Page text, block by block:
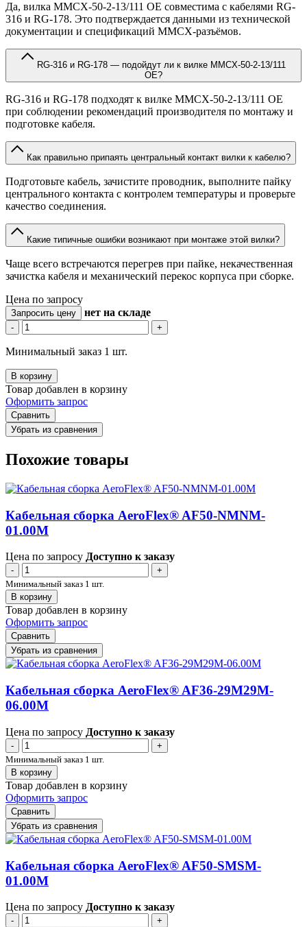
Да, вилка MMCX-50-2-13/111 OE совместима с кабелями RG-
316 и RG-178. Это подтверждается данными из технической
документации и спецификаций MMCX-разъёмов.
OE?
RG-316 и RG-178 подходят к вилке MMCX-50-2-13/111 OE
при соблюдении рекомендаций производителя по монтажу и
подготовке кабеля.
Как правильно припаять центральный контакт вилки к кабелю?
Подготовьте кабель, зачистите проводник, выполните пайку
центрального контакта с контролем температуры и проверьте
качество соединения.
Какие типичные ошибки возникают при монтаже этой вилки?
Чаще всего встречаются перегрев при пайке, некачественная
зачистка кабеля и механический перекос корпуса при сборке.
Цена по запросу
Запросить цену нет на складе
- +
Минимальный заказ 1 шт.
В корзину
Товар добавлен в корзину
Оформить запрос
Сравнить
Убрать из сравнения
Похожие товары
Кабельная сборка AeroFlex® AF50-NMNM-
01.00M
Цена по запросу Доступно к заказу
-
+
Минимальный заказ 1 шт.
В корзину
Товар добавлен в корзину
Оформить запрос
Сравнить
Убрать из сравнения
Кабельная сборка AeroFlex® AF36-29M29M-
06.00M
Цена по запросу Доступно к заказу
-
+
Минимальный заказ 1 шт.
В корзину
Товар добавлен в корзину
Оформить запрос
Сравнить
Убрать из сравнения
Кабельная сборка AeroFlex® AF50-SMSM-
01.00M
Цена по запросу Доступно к заказу
-
+